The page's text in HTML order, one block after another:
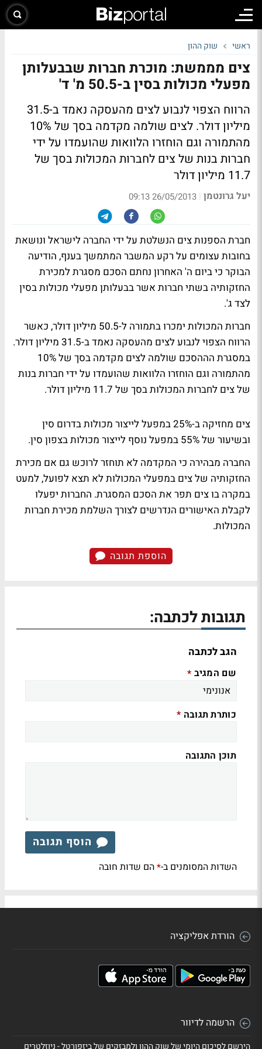
ראשי שוק ההון
צים מממשת: מוכרת חברות שבבעלותן
מפעלי מכולות בסין ב-50.5 מ' ד'
הרווח הצפוי לנבוע לצים מהעסקה נאמד ב-31.5
מיליון דולר. לצים שולמה מקדמה בסך של 10%
מהתמורה וגם הוחזרו הלוואות שהועמדו על ידי
חברות בנות של צים לחברות המכולות בסך של
11.7 מיליון דולר
יעל גרונטמן |
26/05/2013 09:13
חברת הספנות צים הנשלטת על ידי החברה לישראל ונושאת
בחובות עצומים על רקע המשבר המתמשך בענף, הודיעה
הבוקר כי ביום ה' האחרון נחתם הסכם מסגרת למכירת
החזקותיה בשתי חברות אשר בבעלותן מפעלי מכולות בסין
לצד ג'.
חברות המכולות ימכרו בתמורה ל-50.5 מיליון דולר, כאשר
הרווח הצפוי לנבוע לצים מהעסקה נאמד ב-31.5 מיליון דולר.
במסגרת הההסכם שולמה לצים מקדמה בסך של 10%
מהתמורה וגם הוחזרו הלוואות שהועמדו על ידי חברות בנות
של צים לחברות המכולות בסך של 11.7 מיליון דולר.
צים מחזיקה ב-25% במפעל לייצור מכולות בדרום סין
ובשיעור של 55% במפעל נוסף לייצור מכולות בצפון סין.
החברה מבהירה כי המקדמה לא תוחזר לרוכש גם אם מכירת
החזקותיה של צים במפעלי המכולות לא תצא לפועל, למעט
במקרה בו צים תפר את הסכם המסגרת. החברות יפעלו
לקבלת האישורים הנדרשים לצורך השלמת מכירת חברות
המכולות.
הוספת תגובה
תגובות לכתבה:
הגב לכתבה
שם המגיב *
כותרת תגובה *
תוכן התגובה
הוסף תגובה
השדות המסומנים ב-*הם שדות חובה
הורדת אפליקציה
הרשמה לדיוור
הירשם לסיכום היומי של שוק ההון ולמבזקים של ביזפורטל - ניוזלטרים